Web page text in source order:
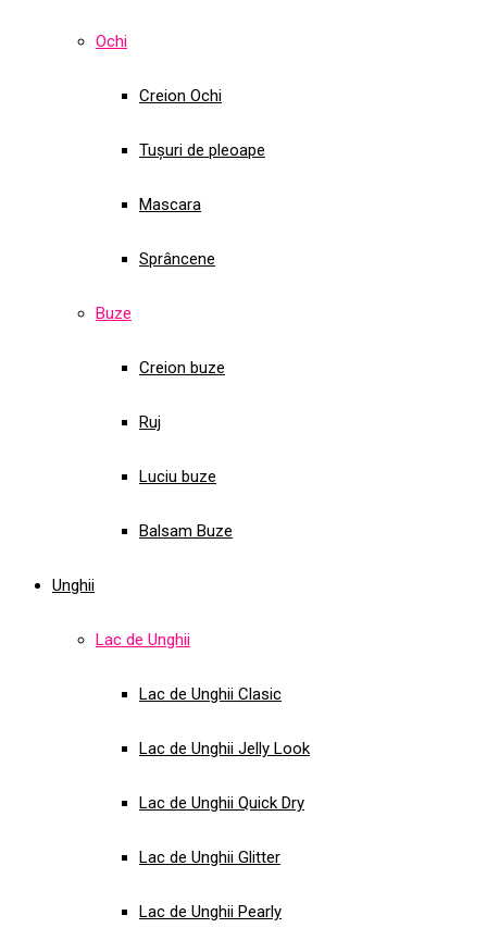
Ochi
Creion Ochi
Tușuri de pleoape
Mascara
Sprâncene
Buze
Creion buze
Ruj
Luciu buze
Balsam Buze
Unghii
Lac de Unghii
Lac de Unghii Clasic
Lac de Unghii Jelly Look
Lac de Unghii Quick Dry
Lac de Unghii Glitter
Lac de Unghii Pearly